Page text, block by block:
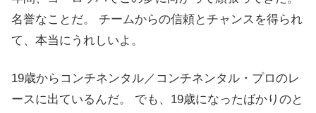
名誉なことだ。 チームからの信頼とチャンスを得られ
て、本当にうれしいよ。
19歳からコンチネンタル／コンチネンタル・プロのレ
ースに出ているんだ。 でも、19歳になったばかりのと